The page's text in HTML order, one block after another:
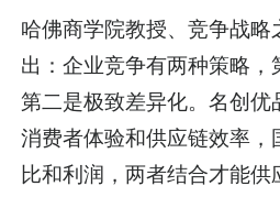
哈佛商学院教授、竞争战略
出：企业竞争有两种策略，
第二是极致差异化。名创
消费者体验和供应链效率，
比和利润，两者结合才能供